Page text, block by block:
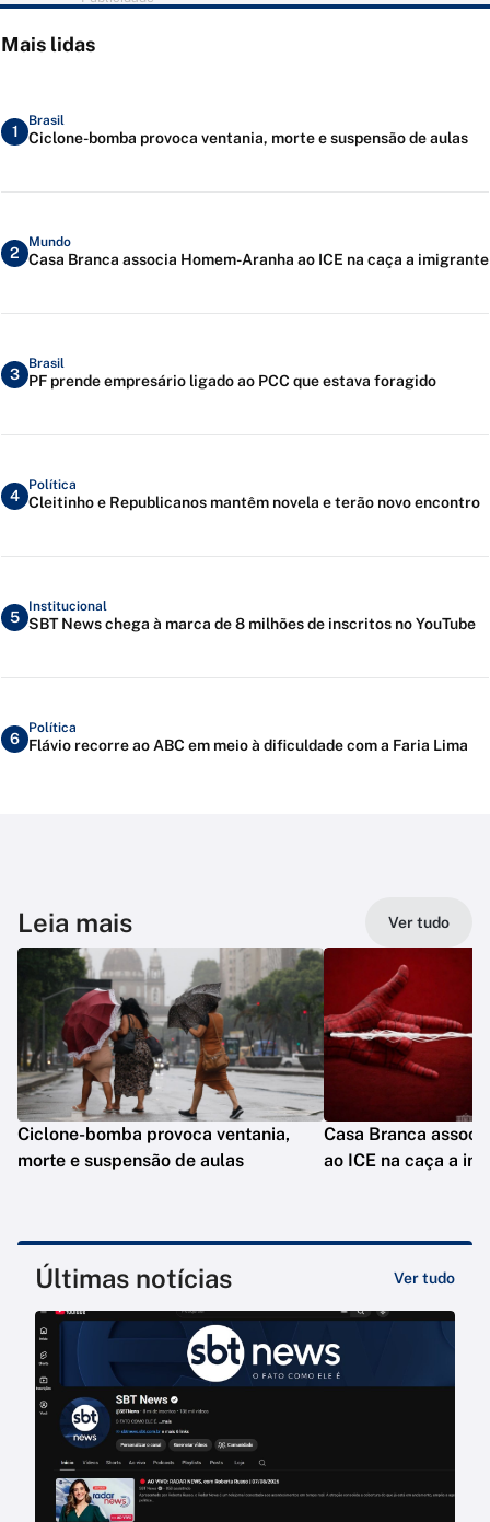
Mais lidas
1
Brasil
Ciclone-bomba provoca ventania, morte e suspensão de aulas
2
Mundo
Casa Branca associa Homem-Aranha ao ICE na caça a imigrante
3
Brasil
PF prende empresário ligado ao PCC que estava foragido
4
Política
Cleitinho e Republicanos mantêm novela e terão novo encontro
5
Institucional
SBT News chega à marca de 8 milhões de inscritos no YouTube
6
Política
Flávio recorre ao ABC em meio à dificuldade com a Faria Lima
Leia mais Ver tudo
Ciclone-bomba provoca ventania,
morte e suspensão de aulas
Casa Branca
ao ICE na caça a
Últimas notícias Ver tudo